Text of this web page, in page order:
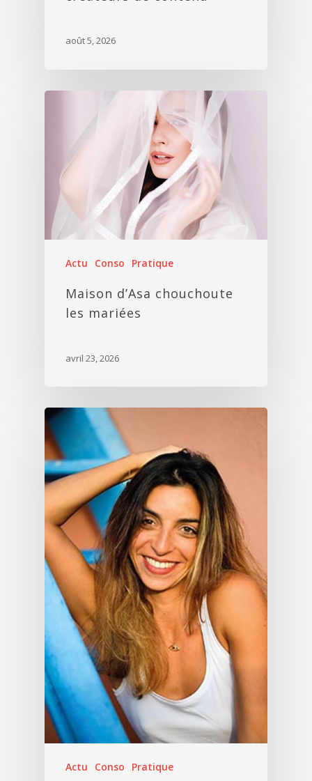
août 5, 2026
Actu Conso Pratique
Maison d’Asa chouchoute
les mariées
avril 23, 2026
Actu Conso Pratique